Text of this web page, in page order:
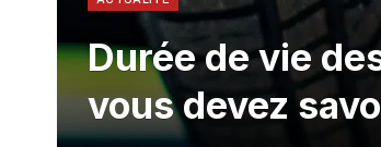
Durée de vie
vous devez